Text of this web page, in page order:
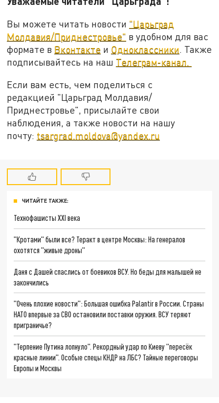
Вы можете читать новости "Царьград
Молдавия/Приднестровье" в удобном для вас
формате в Вконтакте и Одноклассники. Также
подписывайтесь на наш Телеграм-канал.
Если вам есть, чем поделиться с
редакцией "Царьград Молдавия/
Приднестровье", присылайте свои
наблюдения, а также новости на нашу
почту: tsargrad.moldova@yandex.ru
ЧИТАЙТЕ ТАКЖЕ:
Технофашисты XXI века
"Кротами" были все? Теракт в центре Москвы: На генералов
охотятся "живые дроны"
Даня с Дашей спаслись от боевиков ВСУ. Но беды для малышей не
закончились
"Очень плохие новости": Большая ошибка Palantir в России. Страны
НАТО впервые за СВО остановили поставки оружия. ВСУ теряют
приграничье?
"Терпение Путина лопнуло". Рекордный удар по Киеву "пересёк
красные линии". Особые спецы КНДР на ЛБС? Тайные переговоры
Европы и Москвы